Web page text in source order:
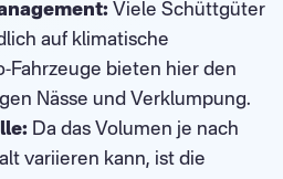
Viele Schüttgüter
auf klimatische
Fahrzeuge bieten hier den
Nässe und Verklumpung.
Da das Volumen je nach
variieren kann, ist die